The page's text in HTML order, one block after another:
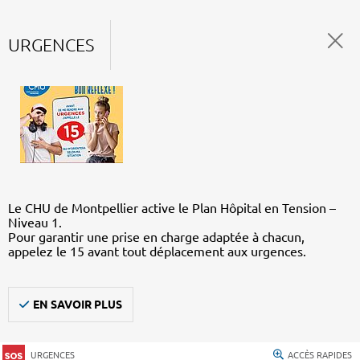
URGENCES
Le CHU de Montpellier active le Plan Hôpital en Tension –
Niveau 1.
Pour garantir une prise en charge adaptée à chacun,
appelez le 15 avant tout déplacement aux urgences.
EN SAVOIR PLUS
URGENCES ACCÈS RAPIDES